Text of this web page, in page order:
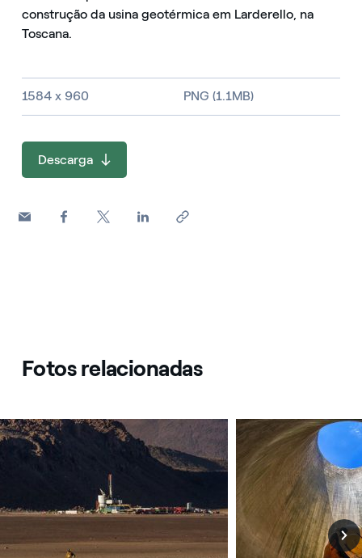
construção da usina geotérmica em Larderello, na
Toscana.
Image size and file type
1584 x 960 PNG (1.1MB)
Descarga
Fotos relacionadas
Chile: Central geotérmica Cerro PabellónItália: Geotérmica